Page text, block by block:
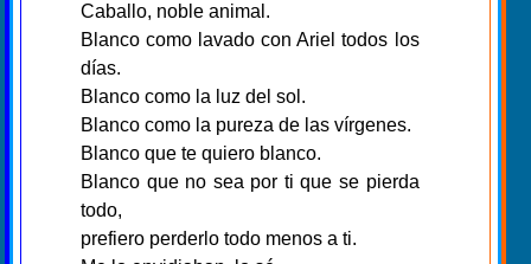
Caballo, noble animal.
Blanco como lavado con Ariel todos los
días.
Blanco como la luz del sol.
Blanco como la pureza de las vírgenes.
Blanco que te quiero blanco.
Blanco que no sea por ti que se pierda
todo,
prefiero perderlo todo menos a ti.